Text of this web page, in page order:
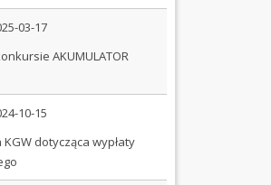
03-17
AKUMULATOR
10-15
dotycząca wypłaty